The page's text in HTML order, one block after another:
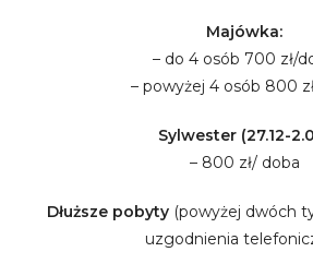
Majówka:
– do 4 osób 700 zł/
– powyżej 4 osób 800
Sylwester (27.12-
– 800 zł/ doba
Dłuższe pobyty (powyżej dwóch
uzgodnienia